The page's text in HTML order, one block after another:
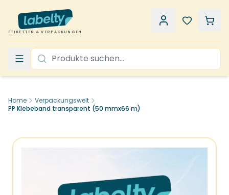
ETIKETTEN & VERPACKUNGEN
Home
Verpackungswelt
PP Klebeband transparent (50 mmx66 m)